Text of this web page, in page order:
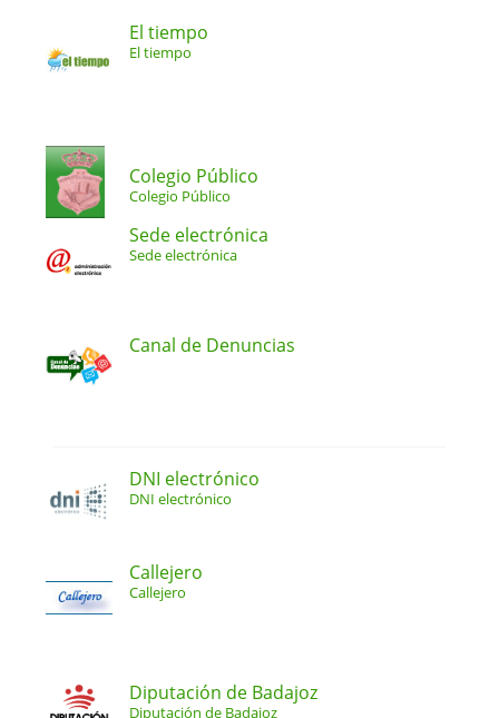
El tiempo
El tiempo
Colegio Público
Colegio Público
Sede electrónica
Sede electrónica
Canal de Denuncias
DNI electrónico
DNI electrónico
Callejero
Callejero
Diputación de Badajoz
Diputación de Badajoz